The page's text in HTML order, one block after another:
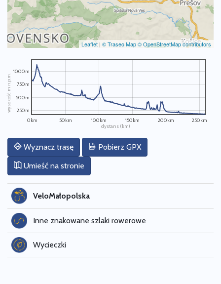
Leaflet | © Traseo Map© OpenStreetMap contributors
dystans (km)
wysokość m n.p.m.
0km 50km 100km 150km 200km 250km
250m
500m
750m
1000m
Wyznacz trasę
Pobierz GPX
Umieść na stronie
VeloMałopolska
Inne znakowane szlaki rowerowe
Wycieczki